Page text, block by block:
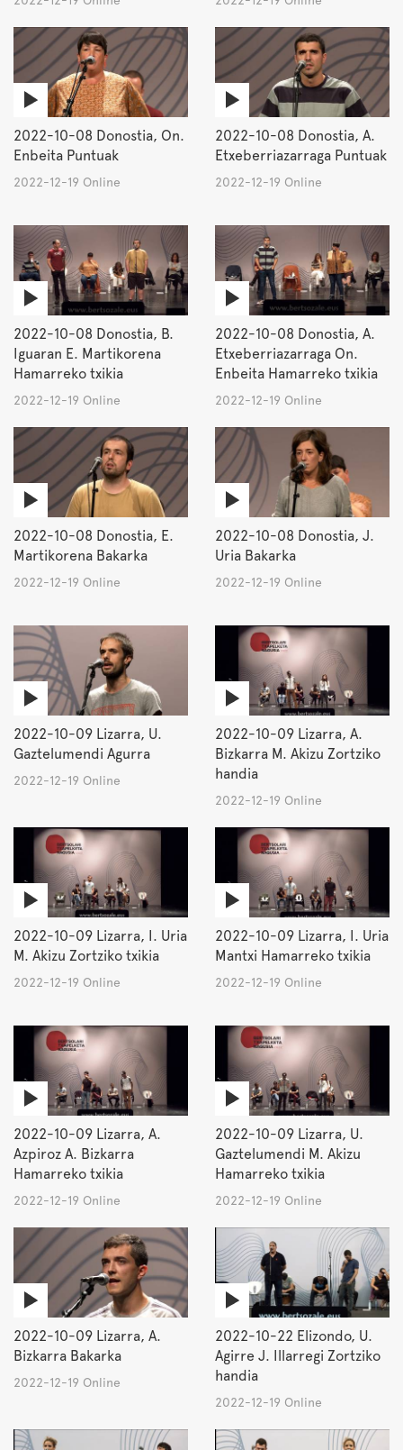
2022-10-08 Donostia, On.
Enbeita Puntuak
2022-12-19 Online
2022-10-08 Donostia, A.
Etxeberriazarraga Puntuak
2022-12-19 Online
2022-10-08 Donostia, B.
Iguaran E. Martikorena
Hamarreko txikia
2022-12-19 Online
2022-10-08 Donostia, A.
Etxeberriazarraga On.
Enbeita Hamarreko txikia
2022-12-19 Online
2022-10-08 Donostia, E.
Martikorena Bakarka
2022-12-19 Online
2022-10-08 Donostia, J.
Uria Bakarka
2022-12-19 Online
2022-10-09 Lizarra, U.
Gaztelumendi Agurra
2022-12-19 Online
2022-10-09 Lizarra, A.
Bizkarra M. Akizu Zortziko
handia
2022-12-19 Online
2022-10-09 Lizarra, I. Uria
M. Akizu Zortziko txikia
2022-12-19 Online
2022-10-09 Lizarra, I. Uria
Mantxi Hamarreko txikia
2022-12-19 Online
2022-10-09 Lizarra, A.
Azpiroz A. Bizkarra
Hamarreko txikia
2022-12-19 Online
2022-10-09 Lizarra, U.
Gaztelumendi M. Akizu
Hamarreko txikia
2022-12-19 Online
2022-10-09 Lizarra, A.
Bizkarra Bakarka
2022-12-19 Online
2022-10-22 Elizondo, U.
Agirre J. Illarregi Zortziko
handia
2022-12-19 Online